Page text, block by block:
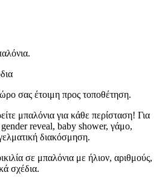
σας έτοιμη προς τοποθέτηση.
μπαλόνια για κάθε περίσταση! Για
reveal, baby shower, γάμο,
διακόσμηση.
σε μπαλόνια με ήλιον, αριθμούς,
σχέδια.